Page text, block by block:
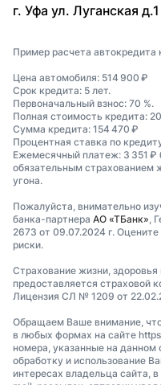
г. Уфа ул. Луганская д.1
Пример расчета автокредита
Цена автомобиля: 514 900 ₽
Срок кредита: 5 лет.
Первоначальный взнос: 70 %.
Полная стоимость кредита:
Сумма кредита: 154 470 ₽
Процентная ставка по
Ежемесячный платеж: 3 351 ₽
обязательным страхованием
угона.
Пожалуйста, внимательно
банка-партнера АО «ТБанк» ,
2673 от 09.07.2024 г.
риски.
Страхование жизни,
предоставляется страховой
Лицензия СЛ № 1209 от
Обращаем Ваше внимание,
в любых формах на сайте
номера, указанные на данном
обработку и использование
интересах владельца сайта,